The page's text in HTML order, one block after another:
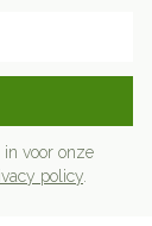
voor onze
policy